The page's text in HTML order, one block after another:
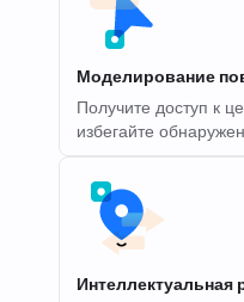
Моделирование
Получите доступ к
избегайте
Интеллектуальная